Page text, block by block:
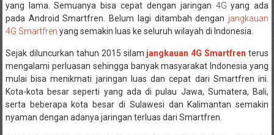
yang lama. Semuanya bisa cepat dengan jaringan 4G yang ada
pada Android Smartfren. Belum lagi ditambah dengan jangkauan
4G Smartfren yang semakin luas ke seluruh wilayah di Indonesia.
Sejak diluncurkan tahun 2015 silam jangkauan 4G Smartfren terus
mengalami perluasan sehingga banyak masyarakat Indonesia yang
mulai bisa menikmati jaringan luas dan cepat dari Smartfren ini.
Kota-kota besar seperti yang ada di pulau Jawa, Sumatera, Bali,
serta beberapa kota besar di Sulawesi dan Kalimantan semakin
nyaman dengan adanya jaringan terluas dari Smartfren.